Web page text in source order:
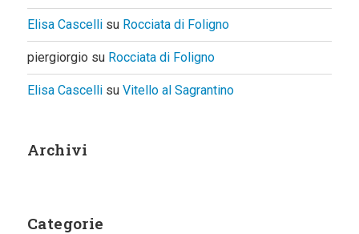
Elisa Cascellisu Rocciata di Foligno
piergiorgio su Rocciata di Foligno
Elisa Cascellisu Vitello al Sagrantino
Archivi
Categorie